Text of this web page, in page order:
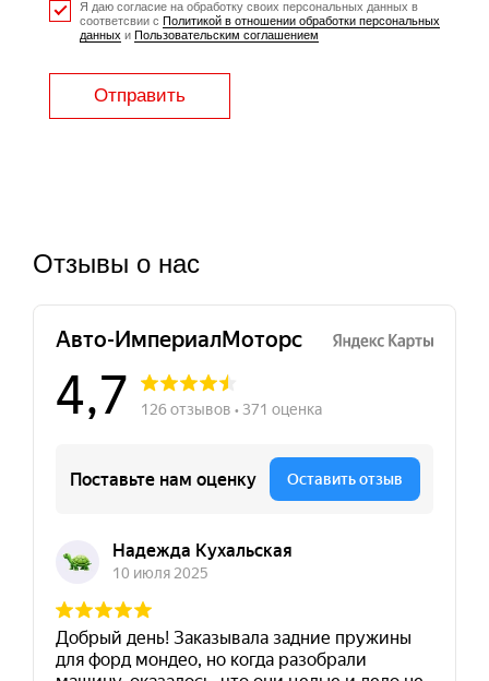
Я даю согласие на обработку своих персональных данных в
соответсвии с Политикой в отношении обработки персональных
данных и Пользовательским соглашением
Отправить
Отзывы о нас